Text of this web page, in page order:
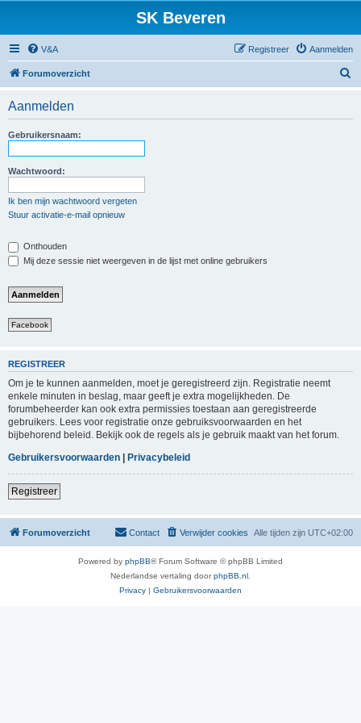
SK Beveren
V&A Aanmelden
Registreer
Forumoverzicht
Aanmelden
Gebruikersnaam:
Wachtwoord:
Ik ben mijn wachtwoord vergeten
Stuur activatie-e-mail opnieuw
Onthouden
Mij deze sessie niet weergeven in de lijst met online gebruikers
Facebook
REGISTREER
Om je te kunnen aanmelden, moet je geregistreerd zijn. Registratie neemt
enkele minuten in beslag, maar geeft je extra mogelijkheden. De
forumbeheerder kan ook extra permissies toestaan aan geregistreerde
gebruikers. Lees voor registratie onze gebruiksvoorwaarden en het
bijbehorend beleid. Bekijk ook de regels als je gebruik maakt van het forum.
Gebruikersvoorwaarden | Privacybeleid
Registreer
Forumoverzicht Alle tijden zijn UTC+02:00
Verwijder cookies
Contact
Powered by phpBB® Forum Software © phpBB Limited
Nederlandse vertaling doorphpBB.nl
Privacy | Gebruikersvoorwaarden